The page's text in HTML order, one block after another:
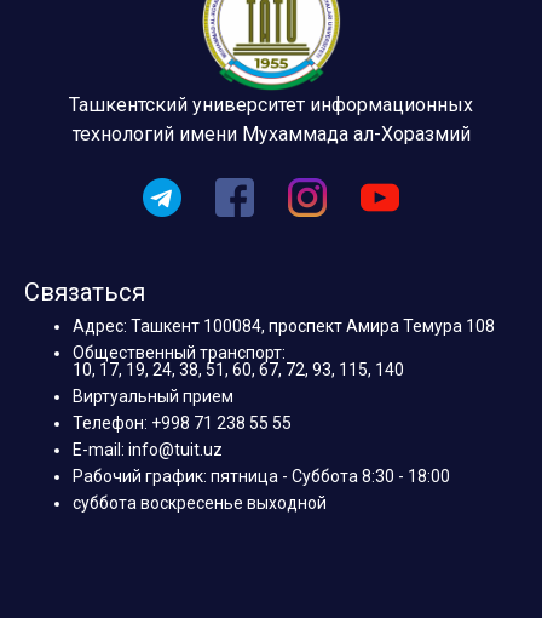
Ташкентский университет информационных
технологий имени Мухаммада ал-Хоразмий
Связаться
Адрес: Ташкент 100084, проспект Амира Темура 108
Общественный транспорт:
10, 17, 19, 24, 38, 51, 60, 67, 72, 93, 115, 140
Виртуальный прием
Телефон: +998 71 238 55 55
E-mail: info@tuit.uz
Рабочий график: пятница - Суббота 8:30 - 18:00
суббота воскресенье выходной